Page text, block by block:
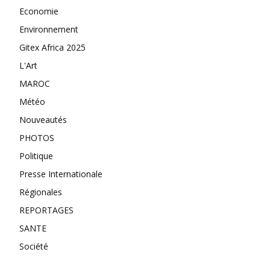
Economie
Environnement
Gitex Africa 2025
L'Art
MAROC
Météo
Nouveautés
PHOTOS
Politique
Presse Internationale
Régionales
REPORTAGES
SANTE
Société